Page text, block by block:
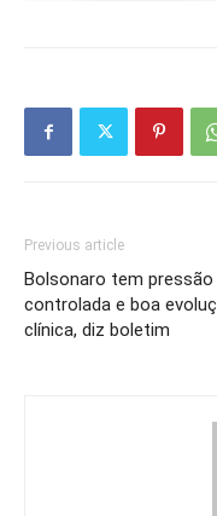
Previous article
Bolsonaro tem pressão
controlada e boa
clínica, diz boletim